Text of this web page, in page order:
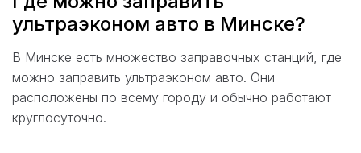
ультраэконом авто в Минске?
В Минске есть множество заправочных станций, где
можно заправить ультраэконом авто. Они
расположены по всему городу и обычно работают
круглосуточно.